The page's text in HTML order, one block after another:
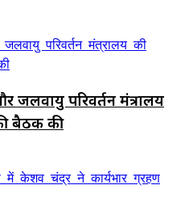
जलवायु परिवर्तन मंत्रालय
बैठक की